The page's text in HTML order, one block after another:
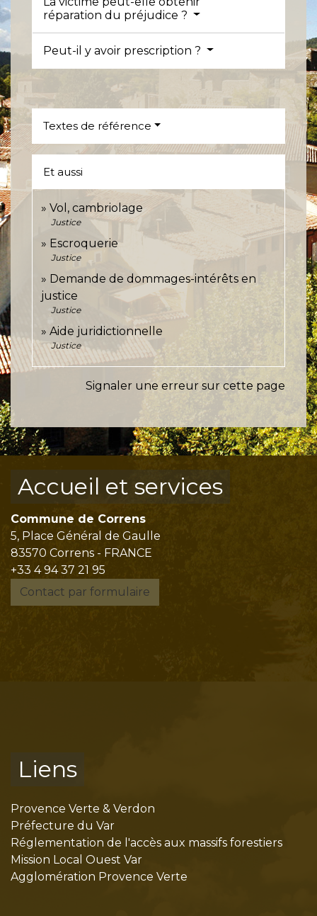
réparation du préjudice ?
Peut-il y avoir prescription ?
Textes de référence
Et aussi
Vol, cambriolage
Justice
Escroquerie
Justice
Demande de dommages-intérêts en
justice
Justice
Aide juridictionnelle
Justice
Signaler une erreur sur cette page
Accueil et services
Commune de Correns
5, Place Général de Gaulle
83570 Correns - FRANCE
+33 4 94 37 21 95
Contact par formulaire
Liens
Provence Verte & Verdon
Préfecture du Var
Réglementation de l'accès aux massifs forestiers
Mission Local Ouest Var
Agglomération Provence Verte